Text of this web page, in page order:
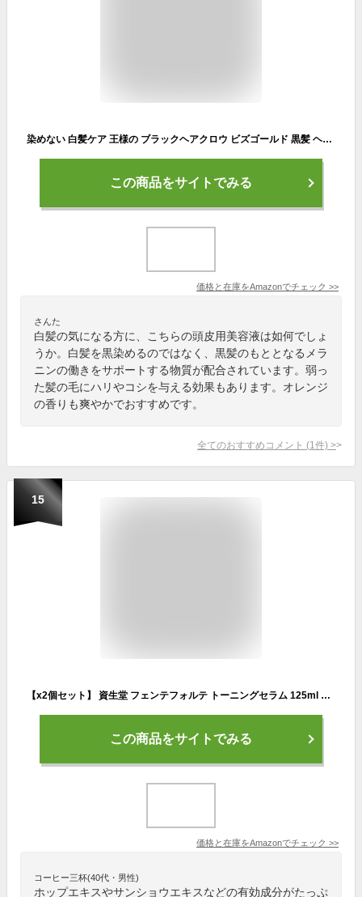
染めない 白髪ケア 王様の ブラックヘアクロウ ビズゴールド 黒髪 ヘア美容液 ヘマチン 黒色 メラニン チロシン 男性用 メンズ 女性にも ノンジアミン シェアコスメ ブラックヘアクロー BLACK HAIR CROW
この商品をサイトでみる
価格と在庫をAmazonでチェック >>
さんた
白髪の気になる方に、こちらの頭皮用美容液は如何でしょ
うか。白髪を黒染めるのではなく、黒髪のもととなるメラ
ニンの働きをサポートする物質が配合されています。弱っ
た髪の毛にハリやコシを与える効果もあります。オレンジ
の香りも爽やかでおすすめです。
全てのおすすめコメント (1 件) >
15
【x2個セット】 資生堂 フェンテフォルテ トーニングセラム 125ml 頭皮用美容液
この商品をサイトでみる
価格と在庫をAmazonでチェック >>
コーヒー三杯(40代・男性)
ホップエキスやサンショウエキスなどの有効成分がたっぷ